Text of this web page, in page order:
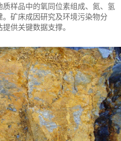
样品中的氧同位素组成、氮、氢
矿床成因研究及环境污染物分
供关键数据支撑。